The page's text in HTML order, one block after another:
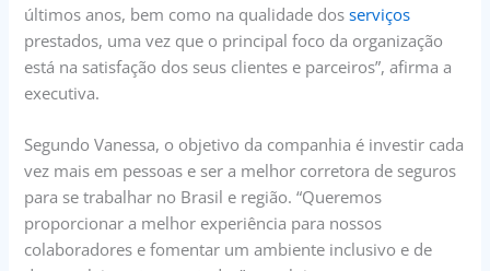
últimos anos, bem como na qualidade dosserviços
prestados, uma vez que o principal foco da organização
está na satisfação dos seus clientes e parceiros”, afirma a
executiva.
Segundo Vanessa, o objetivo da companhia é investir cada
vez mais em pessoas e ser a melhor corretora de seguros
para se trabalhar no Brasil e região. “Queremos
proporcionar a melhor experiência para nossos
colaboradores e fomentar um ambiente inclusivo e de